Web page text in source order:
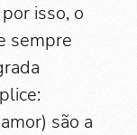
isso, o
sempre
são a